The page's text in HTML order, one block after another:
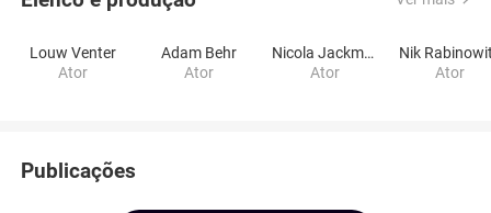
Louw Venter
Ator
Adam Behr
Ator
Nicola Jackman
Ator
Nik
Ator
Publicações